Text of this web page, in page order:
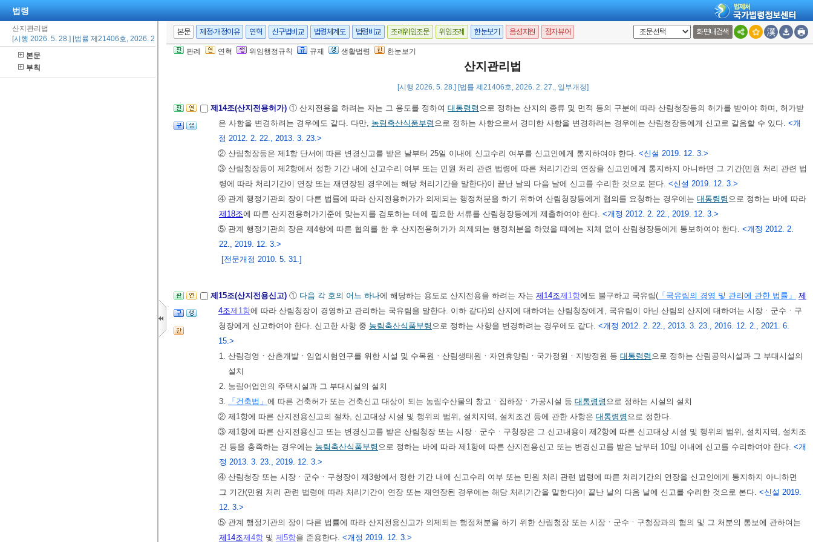
법령
산지관리법
[시행 2026. 5. 28.] [법률 제21406호, 2026. 2. 27., 일부개정]
본문
부칙
본문 제정·개정이유 연혁 신구법비교 법령체계도 법령비교 조례위임조문 위임조례 한눈보기 음성지원 점자뷰어 화면내검색
판례 연혁 위임행정규칙 규제 생활법령 한눈보기
산지관리법
[시행 2026. 5. 28.] [법률 제21406호, 2026. 2. 27., 일부개정]
② 제1항에 따른 산지의 매수 청구를 받은 산림청장은 예산의 범위에서 이를 매수하여야 한다.
③ 제2항에 따라 산지를 매수할 때에는 제13조제2항ㆍ제3항을 준용하며, 매수절차 등에 관한 사항은대통령령
으로 정한다.
[전문개정 2010. 5. 31.]
제14조(산지전용허가) ① 산지전용을 하려는 자는 그 용도를 정하여 대통령령 으로 정하는 산지의 종류 및 면적 등의 구분에 따라 산림청장등의 허가를 받아야 하며, 허가받
은 사항을 변경하려는 경우에도 같다. 다만, 농림축산식품부령 으로 정하는 사항으로서 경미한 사항을 변경하려는 경우에는 산림청장등에게 신고로 갈음할 수 있다. <개
정 2012. 2. 22., 2013. 3. 23.>
② 산림청장등은 제1항 단서에 따른 변경신고를 받은 날부터 25일 이내에 신고수리 여부를 신고인에게 통지하여야 한다. <신설 2019. 12. 3.>
③ 산림청장등이 제2항에서 정한 기간 내에 신고수리 여부 또는 민원 처리 관련 법령에 따른 처리기간의 연장을 신고인에게 통지하지 아니하면 그 기간(민원 처리 관련 법
령에 따라 처리기간이 연장 또는 재연장된 경우에는 해당 처리기간을 말한다)이 끝난 날의 다음 날에 신고를 수리한 것으로 본다. <신설 2019. 12. 3.>
④ 관계 행정기관의 장이 다른 법률에 따라 산지전용허가가 의제되는 행정처분을 하기 위하여 산림청장등에게 협의를 요청하는 경우에는 대통령령 으로 정하는 바에 따라
제18조에 따른 산지전용허가기준에 맞는지를 검토하는 데에 필요한 서류를 산림청장등에게 제출하여야 한다. <개정 2012. 2. 22., 2019. 12. 3.>
⑤ 관계 행정기관의 장은 제4항에 따른 협의를 한 후 산지전용허가가 의제되는 행정처분을 하였을 때에는 지체 없이 산림청장등에게 통보하여야 한다. <개정 2012. 2.
22., 2019. 12. 3.>
[전문개정 2010. 5. 31.]
제15조(산지전용신고) ① 다음 각 호의 어느 하나에 해당하는 용도로 산지전용을 하려는 자는 제14조제1항에도 불구하고 국유림( 「국유림의 경영 및 관리에 관한 법률」
제
4조제1항에 따라 산림청장이 경영하고 관리하는 국유림을 말한다. 이하 같다)의 산지에 대하여는 산림청장에게, 국유림이 아닌 산림의 산지에 대하여는 시장ㆍ군수ㆍ구
청장에게 신고하여야 한다. 신고한 사항 중 농림축산식품부령 으로 정하는 사항을 변경하려는 경우에도 같다. <개정 2012. 2. 22., 2013. 3. 23., 2016. 12. 2., 2021. 6.
15.>
1. 산림경영ㆍ산촌개발ㆍ임업시험연구를 위한 시설 및 수목원ㆍ산림생태원ㆍ자연휴양림ㆍ국가정원ㆍ지방정원 등 대통령령 으로 정하는 산림공익시설과 그 부대시설의
설치
2. 농림어업인의 주택시설과 그 부대시설의 설치
3.
「건축법」 에 따른 건축허가 또는 건축신고 대상이 되는 농림수산물의 창고ㆍ집하장ㆍ가공시설 등 대통령령 으로 정하는 시설의 설치
② 제1항에 따른 산지전용신고의 절차, 신고대상 시설 및 행위의 범위, 설치지역, 설치조건 등에 관한 사항은 대통령령 으로 정한다.
③ 제1항에 따른 산지전용신고 또는 변경신고를 받은 산림청장 또는 시장ㆍ군수ㆍ구청장은 그 신고내용이 제2항에 따른 신고대상 시설 및 행위의 범위, 설치지역, 설치조
건 등을 충족하는 경우에는 농림축산식품부령 으로 정하는 바에 따라 제1항에 따른 산지전용신고 또는 변경신고를 받은 날부터 10일 이내에 신고를 수리하여야 한다. <개
정 2013. 3. 23., 2019. 12. 3.>
④ 산림청장 또는 시장ㆍ군수ㆍ구청장이 제3항에서 정한 기간 내에 신고수리 여부 또는 민원 처리 관련 법령에 따른 처리기간의 연장을 신고인에게 통지하지 아니하면
그 기간(민원 처리 관련 법령에 따라 처리기간이 연장 또는 재연장된 경우에는 해당 처리기간을 말한다)이 끝난 날의 다음 날에 신고를 수리한 것으로 본다. <신설 2019.
12. 3.>
⑤ 관계 행정기관의 장이 다른 법률에 따라 산지전용신고가 의제되는 행정처분을 하기 위한 산림청장 또는 시장ㆍ군수ㆍ구청장과의 협의 및 그 처분의 통보에 관하여는
제14조제4항 및 제5항을 준용한다. <개정 2019. 12. 3.>